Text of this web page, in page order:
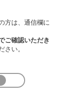
方は、通信欄に
ご確認いただき
さい。